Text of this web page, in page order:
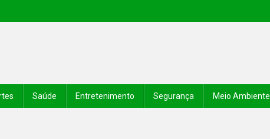
Saúde Entretenimento Segurança Meio Ambiente